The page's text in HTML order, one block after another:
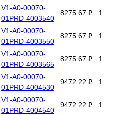
V1-A0-00070-
01PRD-4003540
8275.67 ₽
V1-A0-00070-
01PRD-4003550
8275.67 ₽
V1-A0-00070-
01PRD-4003565
8275.67 ₽
V1-A0-00070-
01PRD-4004530
9472.22 ₽
V1-A0-00070-
01PRD-4004540
9472.22 ₽